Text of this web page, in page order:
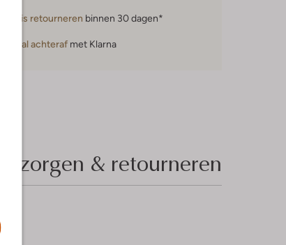
Gratis retourneren binnen 30 dagen*
Betaal achteraf met Klarna
Bezorgen & retourneren